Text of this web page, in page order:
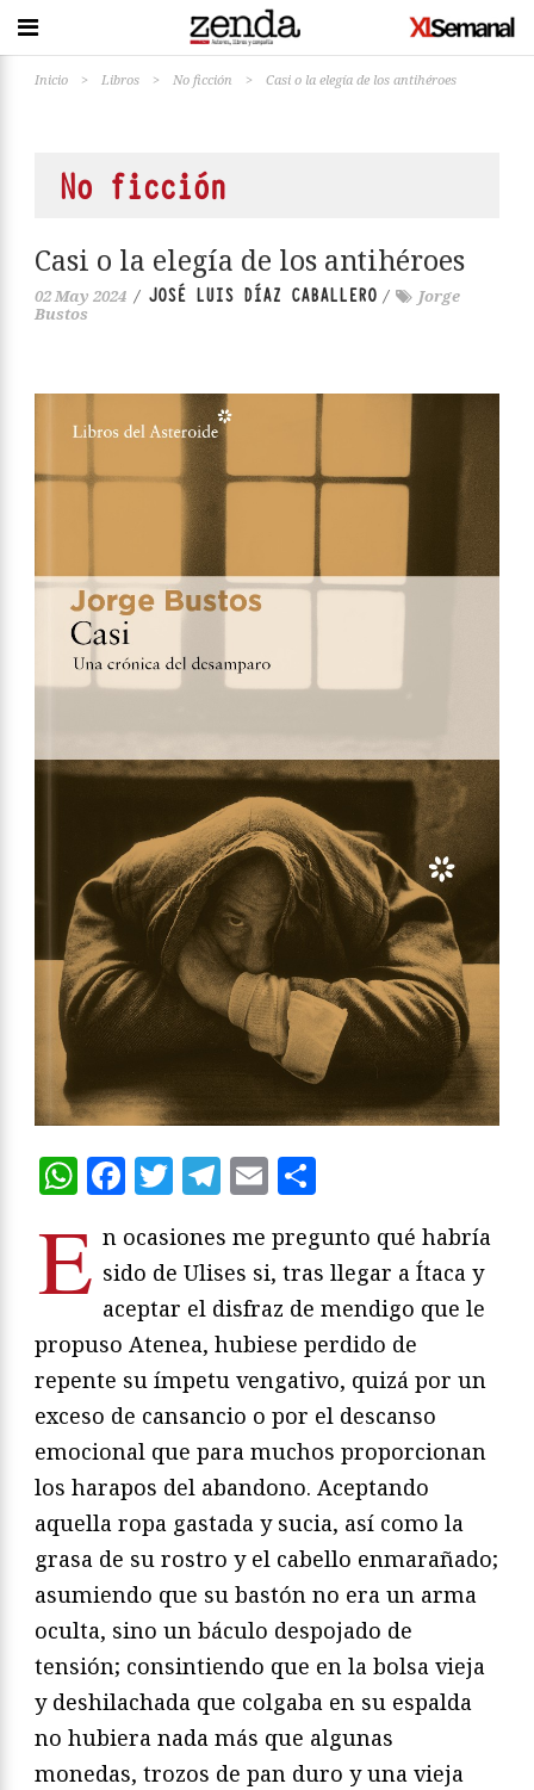
Inicio > Libros > No ficción > Casi o la elegía de los antihéroes
No ficción
Casi o la elegía de los antihéroes
02 May 2024 / JOSÉ LUIS DÍAZ CABALLERO /
Jorge
Bustos
WhatsApp
Facebook
Twitter
Telegram
Email
E n ocasiones me pregunto qué habría
sido de Ulises si, tras llegar a Ítaca y
aceptar el disfraz de mendigo que le
propuso Atenea, hubiese perdido de
repente su ímpetu vengativo, quizá por un
exceso de cansancio o por el descanso
emocional que para muchos proporcionan
los harapos del abandono. Aceptando
aquella ropa gastada y sucia, así como la
grasa de su rostro y el cabello enmarañado;
asumiendo que su bastón no era un arma
oculta, sino un báculo despojado de
tensión; consintiendo que en la bolsa vieja
y deshilachada que colgaba en su espalda
no hubiera nada más que algunas
monedas, trozos de pan duro y una vieja